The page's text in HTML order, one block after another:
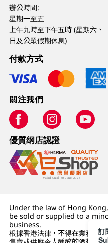
辦公時間:
星期一至五
上午九時至下午五時 (星期六、
日及公眾假期休息)
付款方式
關注我們
優質纲店認證
Under the law of Hong
be sold or supplied to a
business.
根據香港法律，不得在業務過訂